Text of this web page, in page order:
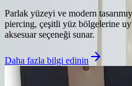
Parlak yüzeyi ve modern
piercing, çeşitli yüz bölgelerine
aksesuar seçeneği sunar.
Daha fazla bilgi edinin